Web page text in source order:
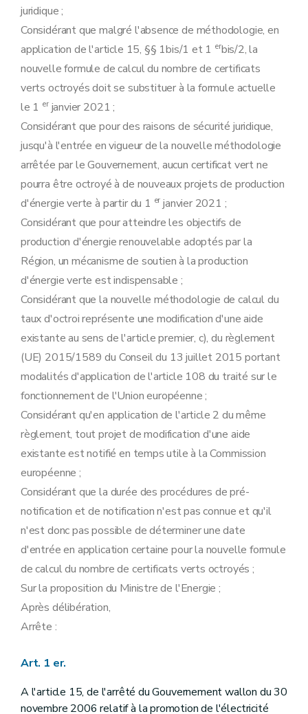
juridique ;
Considérant que malgré l'absence de méthodologie, en
application de l'article 15, §§ 1bis/1 et 1 erbis/2, la
nouvelle formule de calcul du nombre de certificats
verts octroyés doit se substituer à la formule actuelle
le 1 erjanvier 2021 ;
Considérant que pour des raisons de sécurité juridique,
jusqu'à l'entrée en vigueur de la nouvelle méthodologie
arrêtée par le Gouvernement, aucun certificat vert ne
pourra être octroyé à de nouveaux projets de production
d'énergie verte à partir du 1 er janvier 2021 ;
Considérant que pour atteindre les objectifs de
production d'énergie renouvelable adoptés par la
Région, un mécanisme de soutien à la production
d'énergie verte est indispensable ;
Considérant que la nouvelle méthodologie de calcul du
taux d'octroi représente une modification d'une aide
existante au sens de l'article premier, c), du règlement
(UE) 2015/1589 du Conseil du 13 juillet 2015 portant
modalités d'application de l'article 108 du traité sur le
fonctionnement de l'Union européenne ;
Considérant qu'en application de l'article 2 du même
règlement, tout projet de modification d'une aide
existante est notifié en temps utile à la Commission
européenne ;
Considérant que la durée des procédures de pré-
notification et de notification n'est pas connue et qu'il
n'est donc pas possible de déterminer une date
d'entrée en application certaine pour la nouvelle formule
de calcul du nombre de certificats verts octroyés ;
Sur la proposition du Ministre de l'Energie ;
Après délibération,
Arrête :
Art. 1 er.
A l'article 15, de l'arrêté du Gouvernement wallon du 30
novembre 2006 relatif à la promotion de l'électricité